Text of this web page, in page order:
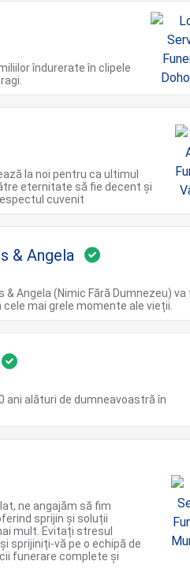
îndurerate în clipele
la noi pentru ca ultimul
eternitate să fie decent și
cuvenit
& Angela
Angela (Nimic Fără Dumnezeu)
mai grele momente ale vieții.
ani alături de dumneavoastră în
ne angajăm să fim
sprijin și soluții
mult. Evitați stresul
sprijiniți-vă pe o echipă de
funerare complete și